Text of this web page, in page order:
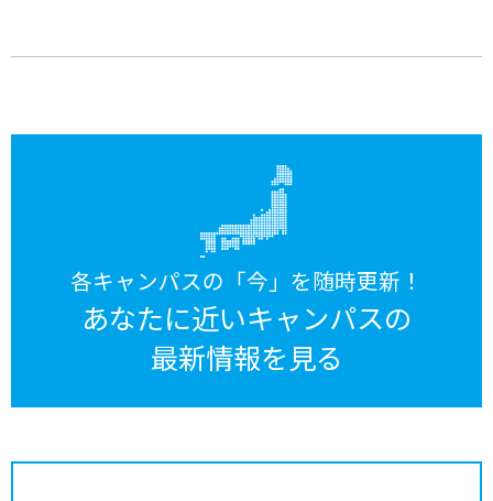
各キャンパスの「今」を随時更新！
あなたに近いキャンパスの
最新情報を見る